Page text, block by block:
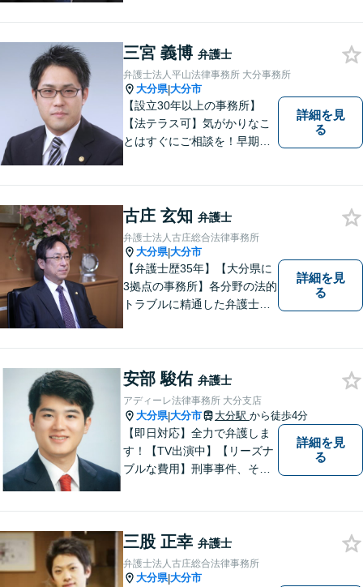
ニーズに応えます。常に市民
に身近で親しみやすい弁護士
であり続けます。
三宮 義博 弁護士
弁護士法人平山法律事務所 大分事務所
大分県|大分市
【設立30年以上の事務所】
【法テラス可】気がかりなこ
とはすぐにご相談を！早期対
など幅広い問題に柔軟に対応
いたします。【駐車場あり】
詳細を見
る
古庄 玄知 弁護士
弁護士法人古庄総合法律事務所
大分県|大分市
【弁護士歴35年】【大分県に
3拠点の事務所】各分野の法的
トラブルに精通した弁護士で
いアットホームな雰囲気の事
務所です。
詳細を見
る
安部 駿佑 弁護士
アディーレ法律事務所 大分支店
大分県|大分市 大分駅 から徒歩4分
【即日対応】全力で弁護しま
す！【TV出演中】【リーズナ
ブルな費用】刑事事件、その
分駅４分】
詳細を見
る
三股 正幸 弁護士
弁護士法人古庄総合法律事務所
大分県|大分市